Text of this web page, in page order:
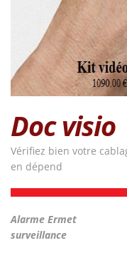
Doc visio
Vérifiez bien votre
en dépend
Alarme Ermet
surveillance